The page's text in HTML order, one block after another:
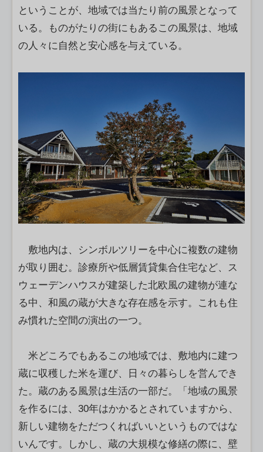
ということが、地域では当たり前の風景となって
いる。ものがたりの街にもあるこの風景は、地域
の人々に自然と安心感を与えている。
敷地内は、シンボルツリーを中心に複数の建物
が取り囲む。診療所や低層賃貸集合住宅など、ス
ウェーデンハウスが建築した北欧風の建物が連な
る中、和風の蔵が大きな存在感を示す。これも住
み慣れた空間の演出の一つ。
米どころでもあるこの地域では、敷地内に建つ
蔵に収穫した米を運び、日々の暮らしを営んでき
た。蔵のある風景は生活の一部だ。「地域の風景
を作るには、30年はかかるとされていますから、
新しい建物をただつくればいいというものではな
いんです。しかし、蔵の大規模な修繕の際に、壁